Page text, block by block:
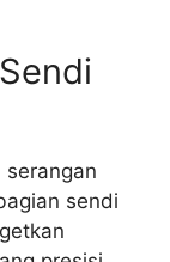
sendi